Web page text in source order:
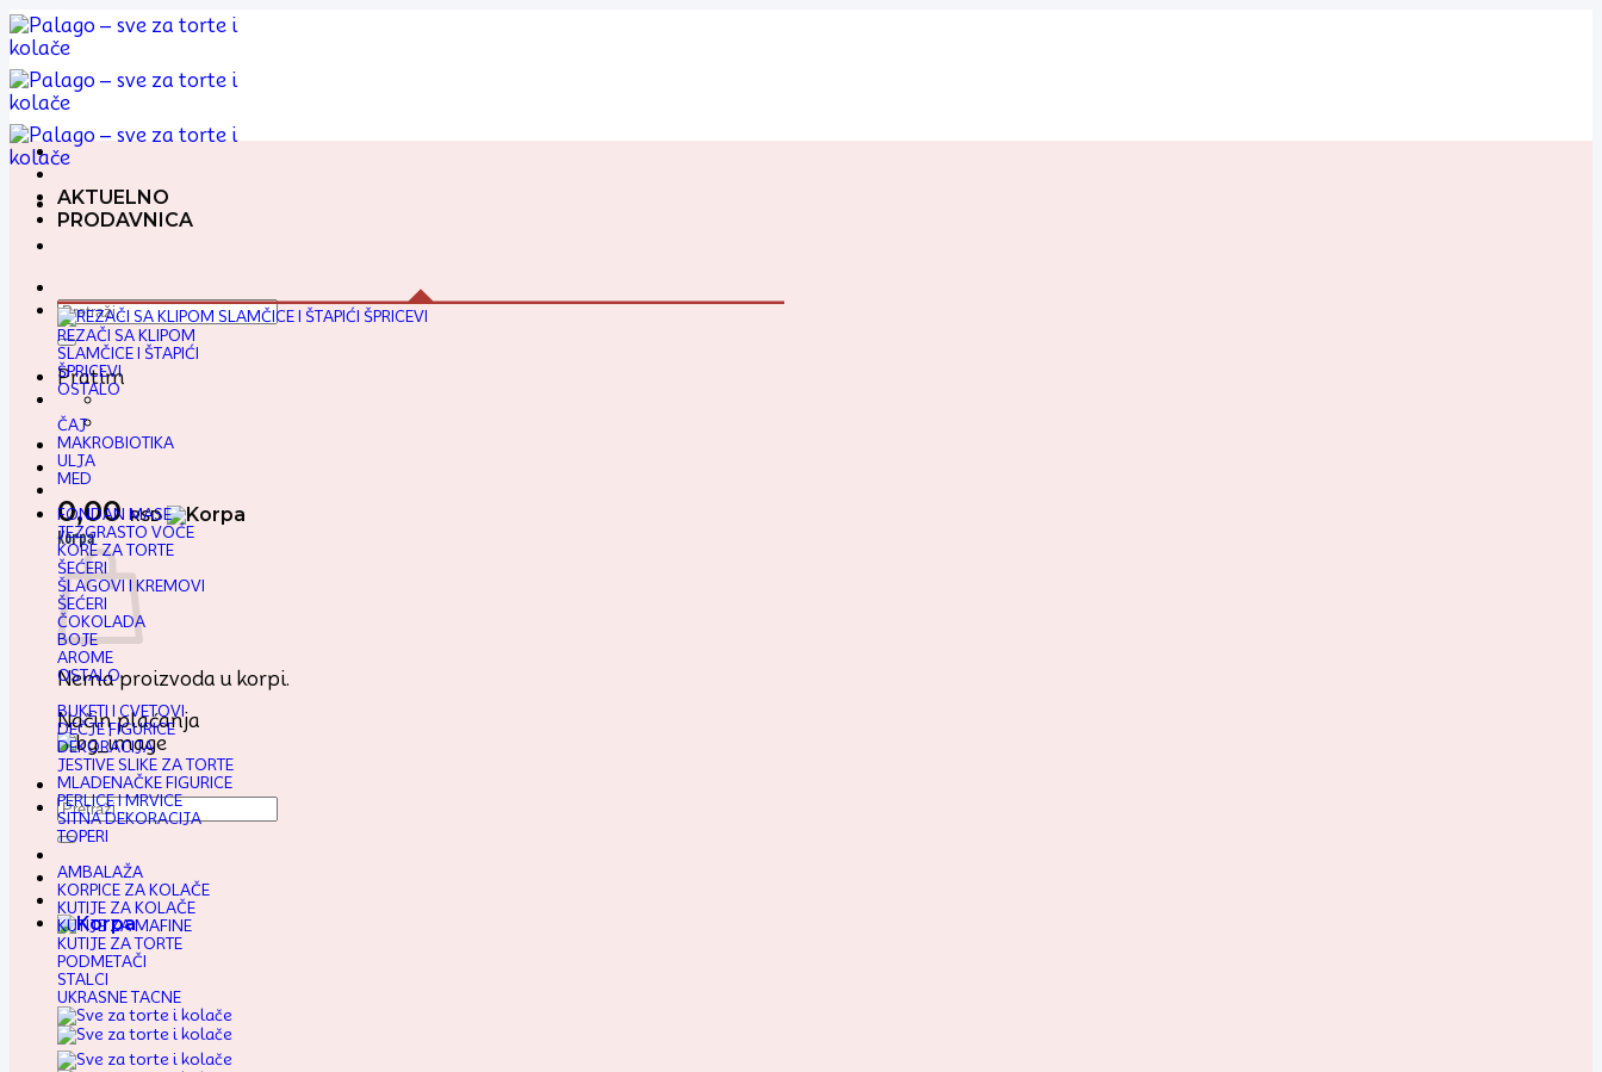
Preskoči
na
sadržaj
Pretraga
za:
Pratim
0,00RSD
Korpa
Nema proizvoda u korpi.
Način plaćanja
Pretraga
za:
AKTUELNO
PRODAVNICA
REZAČI SA KLIPOM
SLAMČICE I ŠTAPIĆI
ŠPRICEVI
OSTALO
ČAJ
MAKROBIOTIKA
ULJA
MED
FONDAN MASE
JEZGRASTO VOĆE
KORE ZA TORTE
ŠEĆERI
ŠLAGOVI I KREMOVI
ŠEĆERI
ČOKOLADA
BOJE
AROME
OSTALO
BUKETI I CVETOVI
DEČJE FIGURICE
DEKORACIJA
JESTIVE SLIKE ZA TORTE
MLADENAČKE FIGURICE
PERLICE I MRVICE
SITNA DEKORACIJA
TOPERI
AMBALAŽA
KORPICE ZA KOLAČE
KUTIJE ZA KOLAČE
KUTIJE ZA MAFINE
KUTIJE ZA TORTE
PODMETAČI
STALCI
UKRASNE TACNE